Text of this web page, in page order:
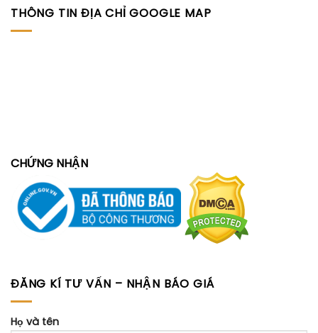
THÔNG TIN ĐỊA CHỈ GOOGLE MAP
CHỨNG NHẬN
ĐĂNG KÍ TƯ VẤN – NHẬN BÁO GIÁ
Họ và tên